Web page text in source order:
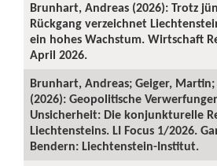
Brunhart, Andreas (2026): Trotz
Rückgang verzeichnet
ein hohes Wachstum. Wirtschaft
April 2026.
Brunhart, Andreas; Geiger, Martin;
(2026): Geopolitische
Unsicherheit: Die konjunkturelle
Liechtensteins. LI Focus 1/2026.
Bendern: Liechtenstein-Institut.